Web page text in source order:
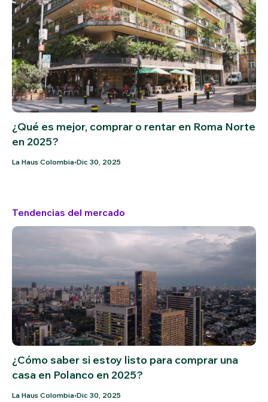
¿Qué es mejor, comprar o rentar en Roma Norte
en 2025?
La Haus Colombia•Dic 30, 2025
Tendencias del mercado
¿Cómo saber si estoy listo para comprar una
casa en Polanco en 2025?
La Haus Colombia•Dic 30, 2025